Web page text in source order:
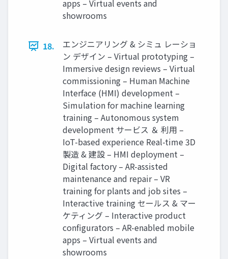
apps – Virtual events and
showrooms
18.
エンジニアリング & シミュ レーショ
ン デザイン – Virtual prototyping –
Immersive design reviews – Virtual
commissioning – Human Machine
Interface (HMI) development –
Simulation for machine learning
training – Autonomous system
development サービス ＆ 利用 –
IoT-based experience Real-time 3D
製造 & 建設 – HMI deployment –
Digital factory – AR-assisted
maintenance and repair – VR
training for plants and job sites –
Interactive training セールス & マー
ケティング – Interactive product
configurators – AR-enabled mobile
apps – Virtual events and
showrooms